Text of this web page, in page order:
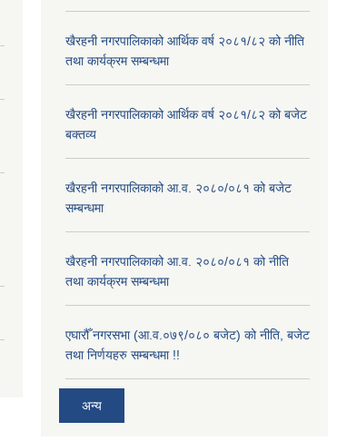
खैरहनी नगरपालिकाको आर्थिक वर्ष २०८१/८२ को नीति
तथा कार्यक्रम सम्बन्धमा
खैरहनी नगरपालिकाको आर्थिक वर्ष २०८१/८२ को बजेट
बक्तव्य
खैरहनी नगरपालिकाको आ.व. २०८०/०८१ को बजेट
सम्बन्धमा
खैरहनी नगरपालिकाको आ.व. २०८०/०८१ को नीति
तथा कार्यक्रम सम्बन्धमा
एघारौँ नगरसभा (आ.व.०७९/०८० बजेट) को नीति, बजेट
तथा निर्णयहरु सम्बन्धमा !!
अन्य